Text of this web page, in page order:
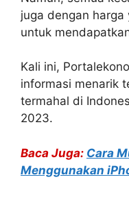
juga dengan harga
untuk
Kali ini,
informasi menarik
termahal di
2023.
Baca Juga: Cara
Menggunakan